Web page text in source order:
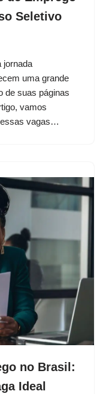
Seletivo
jornada
uma grande
de suas páginas
vamos
essas vagas…
no Brasil:
Ideal